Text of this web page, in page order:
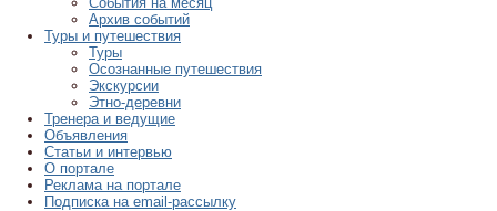
Архив событий
Туры и путешествия
Туры
Осознанные путешествия
Экскурсии
Этно-деревни
Тренера и ведущие
Объявления
Статьи и интервью
О портале
Реклама на портале
Подписка на email-рассылку